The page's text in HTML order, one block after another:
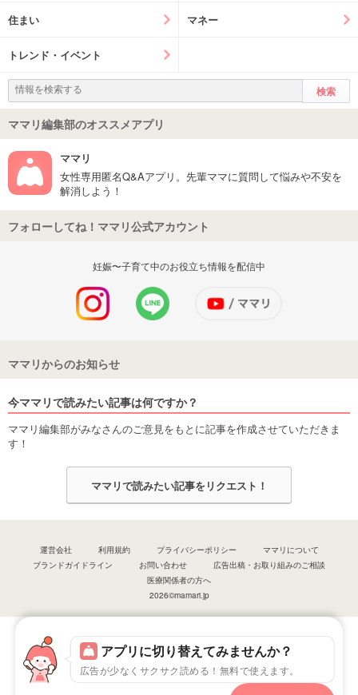
アプリに切り替えてみませんか？
広告が少なくサクサク読める！無料で使えます。
住まい マネー
トレンド・イベント
ママリ編集部のオススメアプリ
ママリ
女性専用匿名Q&Aアプリ。先輩ママに質問して悩みや不安を
解消しよう！
フォローしてね！ママリ公式アカウント
妊娠〜子育て中のお役立ち情報を配信中
ママリからのお知らせ
今ママリで読みたい記事は何ですか？
ママリ編集部がみなさんのご意見をもとに記事を作成させていただきま
す！
ママリで読みたい記事をリクエスト！
運営会社 利用規約 プライバシーポリシー
ママリについて
ブランドガイドライン
お問い合わせ
広告出稿・お取り組みのご相談
医療関係者の方へ
2026©mamari.jp